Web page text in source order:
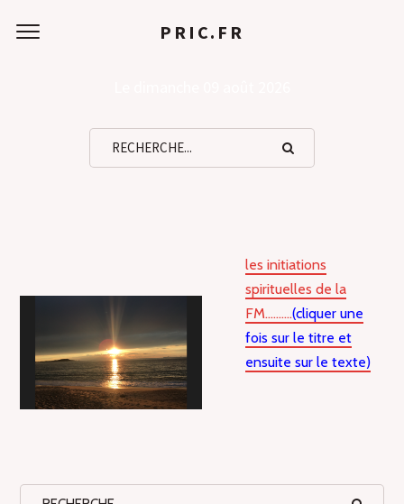
PRIC.FR
FRANC MAÇONNERIE
les initiations
spirituelles de la
FM……….(cliquer une
fois sur le titre et
ensuite sur le texte)